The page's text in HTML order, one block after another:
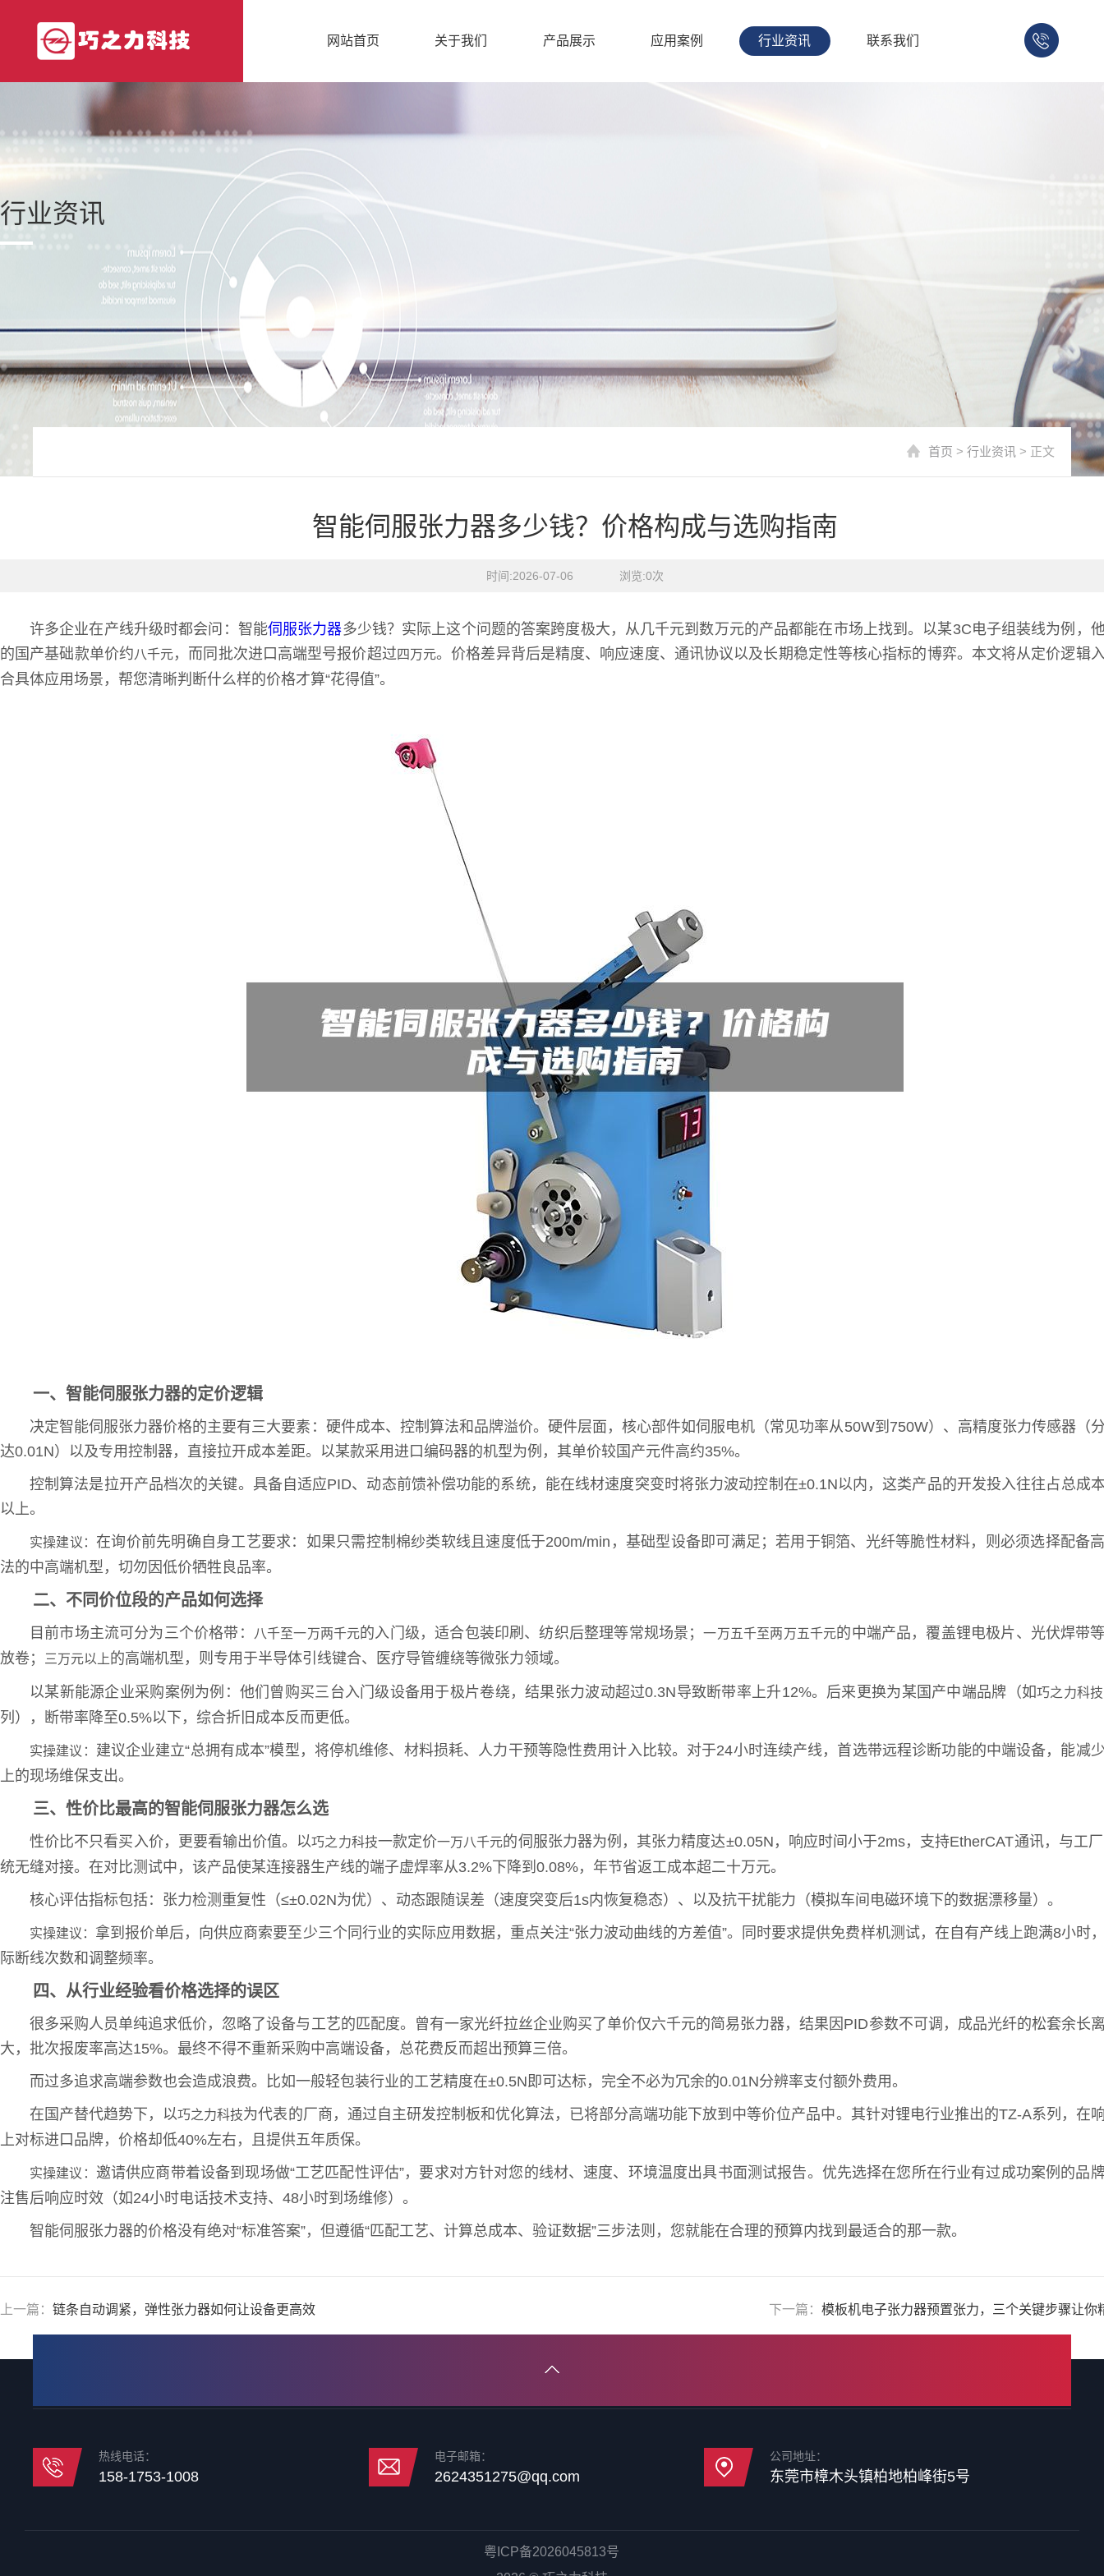
网站首页 关于我们 产品展示 应用案例 行业资讯 联系我们
行业资讯
首页 > 行业资讯 > 正文
智能伺服张力器多少钱？价格构成与选购指南
时间:2026-07-06    浏览:0次
许多企业在产线升级时都会问：智能伺服张力器多少钱？实际上这个问题的答案跨度极大，从几千元到数万元的产品都能在市场上找到。以某3C电子组装线为例，
的国产基础款单价约八千元，而同批次进口高端型号报价超过四万元。价格差异背后是精度、响应速度、通讯协议以及长期稳定性等核心指标的博弈。本文将从定价逻辑
合具体应用场景，帮您清晰判断什么样的价格才算“花得值”。
一、智能伺服张力器的定价逻辑
决定智能伺服张力器价格的主要有三大要素：硬件成本、控制算法和品牌溢价。硬件层面，核心部件如伺服电机（常见功率从50W到750W）、高精度张力传感器（
达0.01N）以及专用控制器，直接拉开成本差距。以某款采用进口编码器的机型为例，其单价较国产元件高约35%。
控制算法是拉开产品档次的关键。具备自适应PID、动态前馈补偿功能的系统，能在线材速度突变时将张力波动控制在±0.1N以内，这类产品的开发投入往往占总成
以上。
实操建议：在询价前先明确自身工艺要求：如果只需控制棉纱类软线且速度低于200m/min，基础型设备即可满足；若用于铜箔、光纤等脆性材料，则必须选择配备
法的中高端机型，切勿因低价牺牲良品率。
二、不同价位段的产品如何选择
目前市场主流可分为三个价格带： 八千至一万两千元的入门级，适合包装印刷、纺织后整理等常规场景；一万五千至两万五千元的中端产品，覆盖锂电极片、光伏焊带
放卷；
三万元以上 的高端机型，则专用于半导体引线键合、医疗导管缠绕等微张力领域。
以某新能源企业采购案例为例：他们曾购买三台入门级设备用于极片卷绕，结果张力波动超过0.3N导致断带率上升12%。后来更换为某国产中端品牌（如巧之力科技
列），断带率降至0.5%以下，综合折旧成本反而更低。
实操建议： 建议企业建立“总拥有成本”模型，将停机维修、材料损耗、人力干预等隐性费用计入比较。对于24小时连续产线，首选带远程诊断功能的中端设备，能减
上的现场维保支出。
三、性价比最高的智能伺服张力器怎么选
性价比不只看买入价，更要看输出价值。以巧之力科技一款定价一万八千元的伺服张力器为例，其张力精度达±0.05N，响应时间小于2ms，支持EtherCAT通讯，与工
统无缝对接。在对比测试中，该产品使某连接器生产线的端子虚焊率从3.2%下降到0.08%，年节省返工成本超二十万元。
核心评估指标包括：张力检测重复性（≤±0.02N为优）、动态跟随误差（速度突变后1s内恢复稳态）、以及抗干扰能力（模拟车间电磁环境下的数据漂移量）。
实操建议： 拿到报价单后，向供应商索要至少三个同行业的实际应用数据，重点关注“张力波动曲线的方差值”。同时要求提供免费样机测试，在自有产线上跑满8小时
际断线次数和调整频率。
四、从行业经验看价格选择的误区
很多采购人员单纯追求低价，忽略了设备与工艺的匹配度。曾有一家光纤拉丝企业购买了单价仅六千元的简易张力器，结果因PID参数不可调，成品光纤的松套余长
大，批次报废率高达15%。最终不得不重新采购中高端设备，总花费反而超出预算三倍。
而过多追求高端参数也会造成浪费。比如一般轻包装行业的工艺精度在±0.5N即可达标，完全不必为冗余的0.01N分辨率支付额外费用。
在国产替代趋势下，以巧之力科技为代表的厂商，通过自主研发控制板和优化算法，已将部分高端功能下放到中等价位产品中。其针对锂电行业推出的TZ-A系列，在
上对标进口品牌，价格却低40%左右，且提供五年质保。
实操建议： 邀请供应商带着设备到现场做“工艺匹配性评估”，要求对方针对您的线材、速度、环境温度出具书面测试报告。优先选择在您所在行业有过成功案例的品
注售后响应时效（如24小时电话技术支持、48小时到场维修）。
智能伺服张力器的价格没有绝对“标准答案”，但遵循“匹配工艺、计算总成本、验证数据”三步法则，您就能在合理的预算内找到最适合的那一款。
上一篇： 链条自动调紧，弹性张力器如何让设备更高效 下一篇： 模板机电子张力器预置张力，三个关键步骤让你
热线电话：
158-1753-1008
电子邮箱：
2624351275@qq.com
公司地址：
东莞市樟木头镇柏地柏峰街5号
粤ICP备2026045813号